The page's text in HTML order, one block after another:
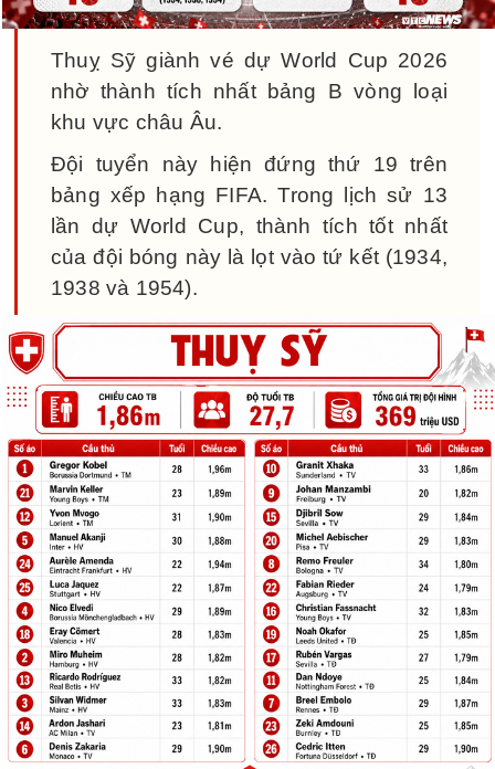
Thuỵ Sỹ giành vé dự World Cup 2026
nhờ thành tích nhất bảng B vòng loại
khu vực châu Âu.
Đội tuyển này hiện đứng thứ 19 trên
bảng xếp hạng FIFA. Trong lịch sử 13
lần dự World Cup, thành tích tốt nhất
của đội bóng này là lọt vào tứ kết (1934,
1938 và 1954).